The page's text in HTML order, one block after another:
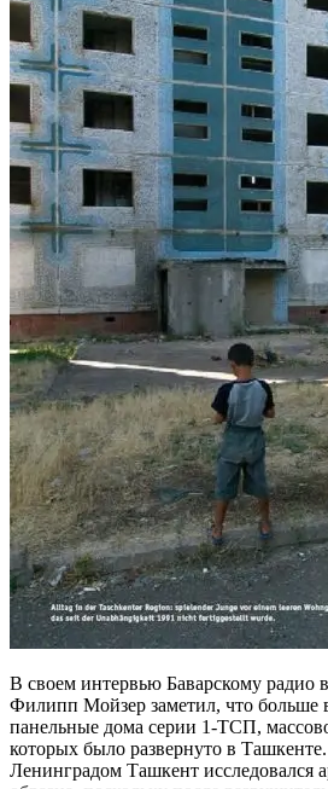
В своем интервью Баварскому радио
Филипп Мойзер заметил, что больше
панельные дома серии 1-ТСП,
которых было развернуто в
Ленинградом Ташкент исследовался